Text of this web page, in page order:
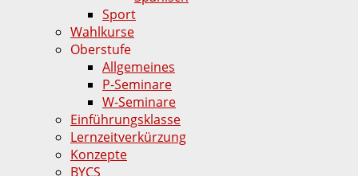
Sport
Wahlkurse
Oberstufe
Allgemeines
P-Seminare
W-Seminare
Einführungsklasse
Lernzeitverkürzung
Konzepte
BYCS